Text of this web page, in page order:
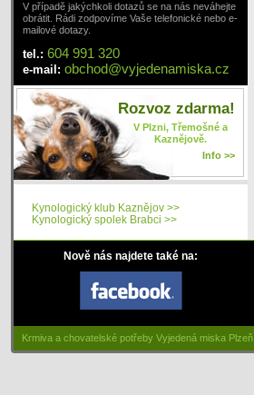
V případě jakýchkoli dotazů se na nás neváhejte
obrátit. Rádi zodpovíme Vaše telefonické nebo e-
mailové dotazy.
tel.: 604 991 320
e-mail: obchod@vyjedenamiska.cz
Rozvoz zdarma!
V Plzni, Třemošné a
Kaznějově.
Info >>
Kynologický klub Kaznějov >>
Kynologický spolek Brabci >>
Nově nás najdete také na:
Krmiva a chovatelské potřeby Vyjedená miska Plzeň